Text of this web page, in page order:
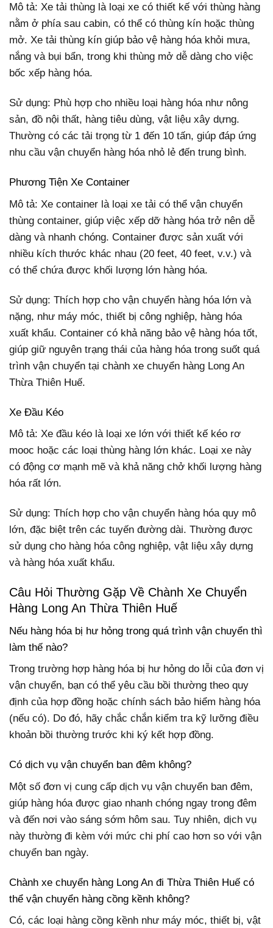
Mô tả: Xe tải thùng là loại xe có thiết kế với thùng hàng
nằm ở phía sau cabin, có thể có thùng kín hoặc thùng
mở. Xe tải thùng kín giúp bảo vệ hàng hóa khỏi mưa,
nắng và bụi bẩn, trong khi thùng mở dễ dàng cho việc
bốc xếp hàng hóa.
Sử dụng: Phù hợp cho nhiều loại hàng hóa như nông
sản, đồ nội thất, hàng tiêu dùng, vật liệu xây dựng.
Thường có các tải trọng từ 1 đến 10 tấn, giúp đáp ứng
nhu cầu vận chuyển hàng hóa nhỏ lẻ đến trung bình.
Phương Tiện Xe Container
Mô tả: Xe container là loại xe tải có thể vận chuyển
thùng container, giúp việc xếp dỡ hàng hóa trở nên dễ
dàng và nhanh chóng. Container được sản xuất với
nhiều kích thước khác nhau (20 feet, 40 feet, v.v.) và
có thể chứa được khối lượng lớn hàng hóa.
Sử dụng: Thích hợp cho vận chuyển hàng hóa lớn và
nặng, như máy móc, thiết bị công nghiệp, hàng hóa
xuất khẩu. Container có khả năng bảo vệ hàng hóa tốt,
giúp giữ nguyên trạng thái của hàng hóa trong suốt quá
trình vận chuyển tại chành xe chuyển hàng Long An
Thừa Thiên Huế.
Xe Đầu Kéo
Mô tả: Xe đầu kéo là loại xe lớn với thiết kế kéo rơ
mooc hoặc các loại thùng hàng lớn khác. Loại xe này
có động cơ mạnh mẽ và khả năng chở khối lượng hàng
hóa rất lớn.
Sử dụng: Thích hợp cho vận chuyển hàng hóa quy mô
lớn, đặc biệt trên các tuyến đường dài. Thường được
sử dụng cho hàng hóa công nghiệp, vật liệu xây dựng
và hàng hóa xuất khẩu.
Câu Hỏi Thường Gặp Về Chành Xe Chuyển
Hàng Long An Thừa Thiên Huế
Nếu hàng hóa bị hư hỏng trong quá trình vận chuyển thì
làm thế nào?
Trong trường hợp hàng hóa bị hư hỏng do lỗi của đơn vị
vận chuyển, bạn có thể yêu cầu bồi thường theo quy
định của hợp đồng hoặc chính sách bảo hiểm hàng hóa
(nếu có). Do đó, hãy chắc chắn kiểm tra kỹ lưỡng điều
khoản bồi thường trước khi ký kết hợp đồng.
Có dịch vụ vận chuyển ban đêm không?
Một số đơn vị cung cấp dịch vụ vận chuyển ban đêm,
giúp hàng hóa được giao nhanh chóng ngay trong đêm
và đến nơi vào sáng sớm hôm sau. Tuy nhiên, dịch vụ
này thường đi kèm với mức chi phí cao hơn so với vận
chuyển ban ngày.
Chành xe chuyển hàng Long An đi Thừa Thiên Huế có
thể vận chuyển hàng cồng kềnh không?
Có, các loại hàng cồng kềnh như máy móc, thiết bị, vật